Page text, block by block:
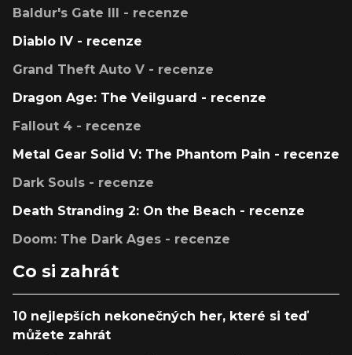
Baldur's Gate III - recenze
Diablo IV - recenze
Grand Theft Auto V - recenze
Dragon Age: The Veilguard - recenze
Fallout 4 - recenze
Metal Gear Solid V: The Phantom Pain - recenze
Dark Souls - recenze
Death Stranding 2: On the Beach - recenze
Doom: The Dark Ages - recenze
Co si zahrát
10 nejlepších nekonečných her, které si teď
můžete zahrát